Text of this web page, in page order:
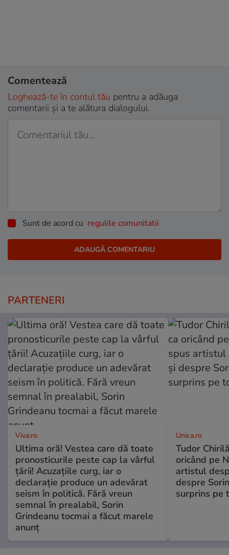
Comentează
Loghează-te în contul tău pentru a adăuga
comentarii și a te alătura dialogului.
Sunt de acord cu regulile comunitatii
PARTENERI
Viva.ro
Ultima oră! Vestea care dă toate
pronosticurile peste cap la vârful
țării! Acuzațiile curg, iar o
declarație produce un adevărat
seism în politică. Fără vreun
semnal în prealabil, Sorin
Grindeanu tocmai a făcut marele
anunț
Unica.ro
Tudor
oricând pe
artistul
despre
surprins pe